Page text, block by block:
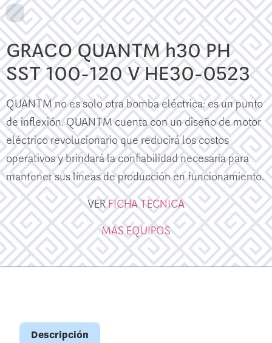
GRACO QUANTM h30 PH
SST 100-120 V HE30-0523
QUANTM no es solo otra bomba eléctrica: es un punto
de inflexión. QUANTM cuenta con un diseño de motor
eléctrico revolucionario que reducirá los costos
operativos y brindará la confiabilidad necesaria para
mantener sus líneas de producción en funcionamiento.
VERFICHA TECNICA
MAS EQUIPOS
Descripción